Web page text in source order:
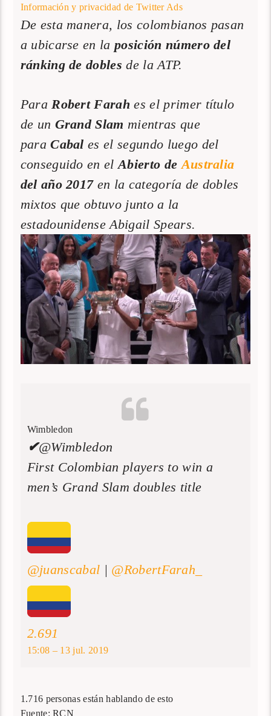
Información y privacidad de Twitter Ads
De esta manera, los colombianos pasan
a ubicarse en la posición número del
ránking de dobles de la ATP.
Para Robert Farah es el primer título
de un Grand Slam mientras que
paraCabales el segundo luego del
conseguido en el Abierto de Australia
del año 2017en la categoría de dobles
mixtos que obtuvo junto a la
estadounidense Abigail Spears.
Wimbledon
✔@Wimbledon
First Colombian players to win a
men’s Grand Slam doubles title
@juanscabal | @RobertFarah_
2.691
15:08 – 13 jul. 2019
1.716 personas están hablando de esto
Fuente: RCN